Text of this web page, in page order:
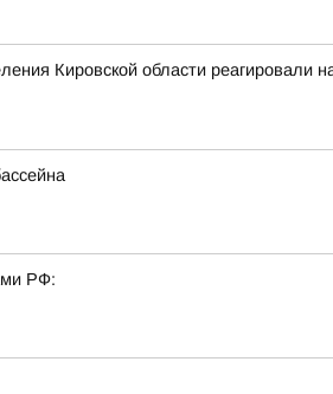
Кировской области реагировали
РФ: